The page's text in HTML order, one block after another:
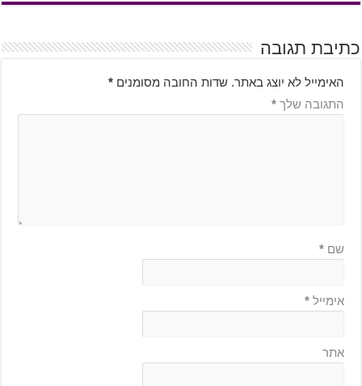
כתיבת תגובה
האימייל לא יוצג באתר. שדות החובה מסומנים *
התגובה שלך *
שם *
אימייל *
אתר